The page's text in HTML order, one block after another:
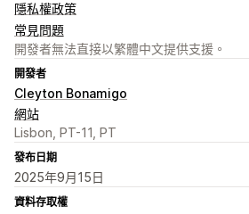
隱私權政策
常見問題
開發者無法直接以繁體中文提供支援。
開發者
Cleyton Bonamigo
網站
Lisbon, PT-11, PT
發布日期
2025年9月15日
資料存取權